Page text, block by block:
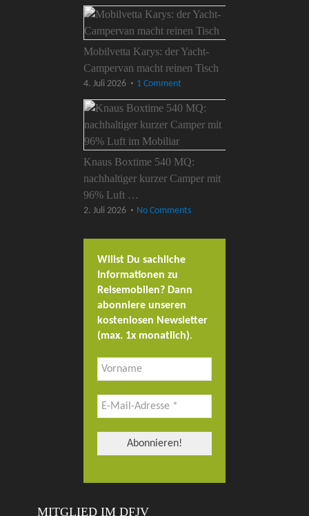
Mobilvetta Karys: der Yacht-
Campervan macht reinen Tisch
4. Juli 2026 1 Comment
Knaus Boxtime 540 MQ:
nachhaltiger kurzer Camper mit
96% Luft …
2. Juli 2026 No Comments
Willst Du sachliche
Informationen zu
Reisemobilen? Dann
abonniere unseren
kostenlosen Newsletter
(max. 1x monatlich).
MITGLIED IM DFJV